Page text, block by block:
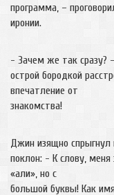
программа, –
иронии.
- Зачем же так сразу?
острой бородкой
впечатление от
знакомства!
Джин изящно спрыгнул
поклон: - К слову,
«али», но с
большой буквы! Как